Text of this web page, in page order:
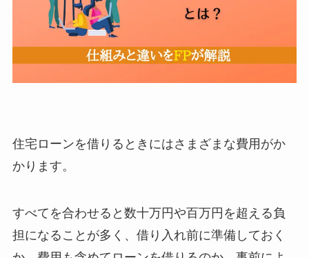
住宅ローンを借りるときにはさまざまな費用がか
かります。
すべてを合わせると数十万円や百万円を超える負
担になることが多く、借り入れ前に準備しておく